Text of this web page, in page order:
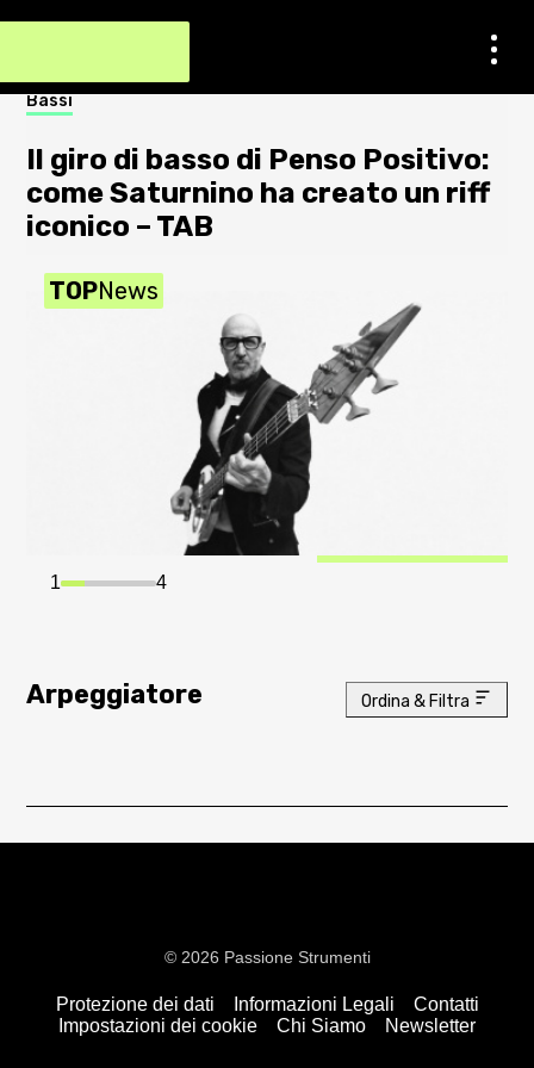
Impostazioni dei cookie
Chi Siamo
Newsletter
Bassi
Il giro di basso di Penso Positivo:
come Saturnino ha creato un riff
iconico – TAB
TOPNews
1 4
Arpeggiatore Ordina & Filtra
Protezione dei dati Informazioni Legali
Contatti
Impostazioni dei cookie
Chi Siamo Newsletter
© 2026 Passione Strumenti